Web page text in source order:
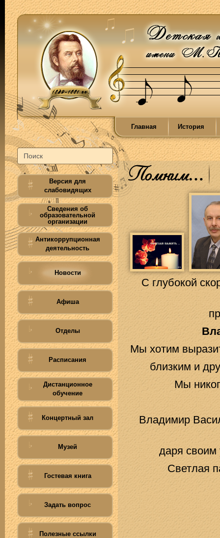
Главная История
Версия для
слабовидящих
Сведения об
образовательной
организации
Антикоррупционная
деятельность
Новости
Афиша
Отделы
Расписания
Дистанционное
обучение
Концертный зал
Музей
Гостевая книга
Задать вопрос
Полезные ссылки
Помним…
С глубокой
Мы хотим
близким и
Мы
Владимир
даря своим
Светлая